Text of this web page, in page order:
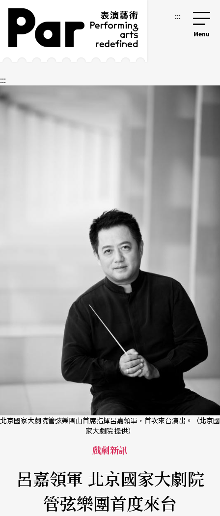
跳到主要內容區塊
網站導覽 :::
:::
北京國家大劇院管弦樂團由首席指揮呂嘉領軍，首次來台演出。（北京國
家大劇院 提供）
戲劇新訊
呂嘉領軍 北京國家大劇院
管弦樂團首度來台